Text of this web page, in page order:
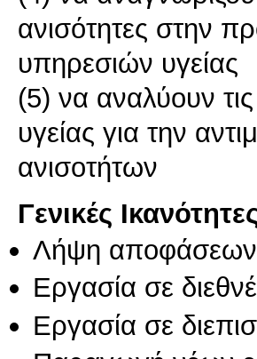
ανισότητες στην
υπηρεσιών υγείας
(5) να αναλύουν τις
υγείας για την
ανισοτήτων
Γενικές
Λήψη αποφάσεων
Εργασία σε
Εργασία σε